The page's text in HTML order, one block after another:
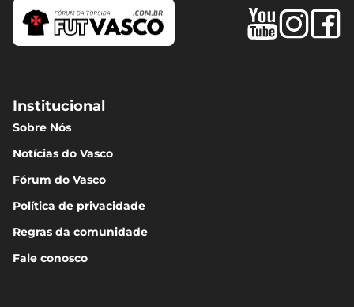
Institucional
Sobre Nós
Notícias do Vasco
Fórum do Vasco
Política de privacidade
Regras da comunidade
Fale conosco